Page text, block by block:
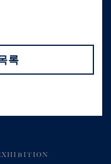
록